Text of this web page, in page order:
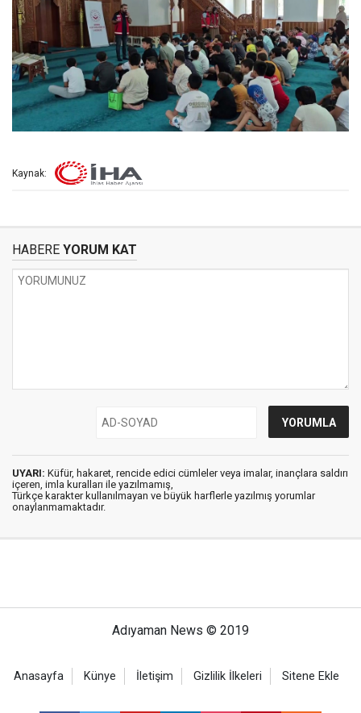
Kaynak:
HABERE YORUM KAT
UYARI: Küfür, hakaret, rencide edici cümleler veya imalar, inançlara saldırı
içeren, imla kuralları ile yazılmamış,
Türkçe karakter kullanılmayan ve büyük harflerle yazılmış yorumlar
onaylanmamaktadır.
Adıyaman News © 2019
Anasayfa Künye İletişim Gizlilik İlkeleri Sitene Ekle